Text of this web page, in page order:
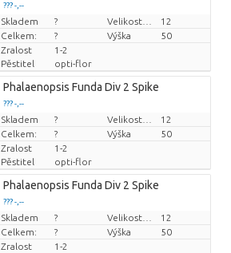
??? -,--
Cena za kus
Skladem ?
12
Celkem:
? Výška
50
Zralost
1-2
Pěstitel
opti-flor
Phalaenopsis Funda Div 2 Spike
??? -,--
Cena za kus
Skladem ?
12
Celkem:
? Výška
50
Zralost
1-2
Pěstitel
opti-flor
Phalaenopsis Funda Div 2 Spike
??? -,--
Cena za kus
Skladem ?
12
Celkem:
? Výška
50
Zralost
1-2